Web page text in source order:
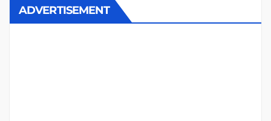
ADVERTISEMENT